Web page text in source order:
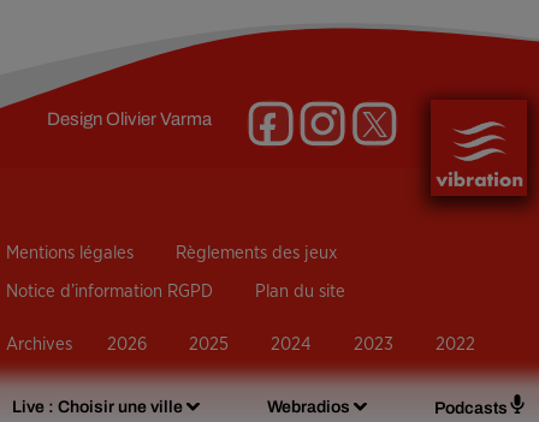
Live : Choisir une ville Webradios Podcasts
DesignOlivier Varma
Mentions légales Règlements des jeux
Notice d’information RGPD Plan du site
Archives 2026 2025 2024 2023 2022